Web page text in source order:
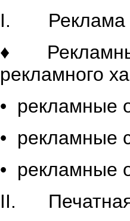
I. Реклама
♦ Рекламные
рекламного
• рекламные
• рекламные
• рекламные
II. Печатная